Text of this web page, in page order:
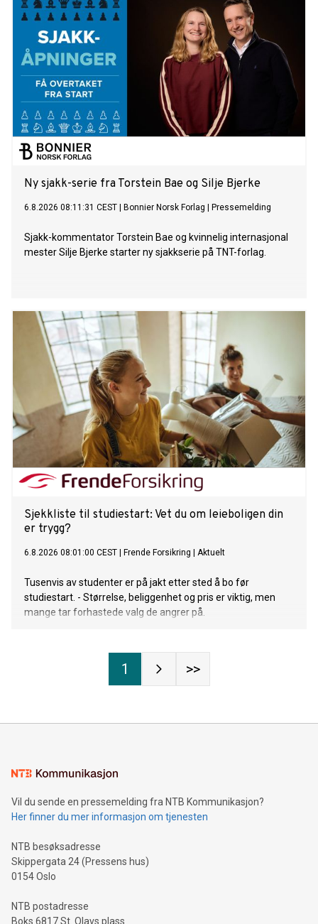
Ny sjakk-serie fra Torstein Bae og Silje Bjerke
6.8.2026 08:11:31 CEST Bonnier Norsk Forlag Pressemelding
Sjakk-kommentator Torstein Bae og kvinnelig internasjonal
mester Silje Bjerke starter ny sjakkserie på TNT-forlag.
Sjekkliste til studiestart: Vet du om leieboligen din
er trygg?
6.8.2026 08:01:00 CEST Frende Forsikring Aktuelt
Tusenvis av studenter er på jakt etter sted å bo før
studiestart. - Størrelse, beliggenhet og pris er viktig, men
mange tar forhastede valg de angrer på.
1 >>
Vil du sende en pressemelding fra NTB Kommunikasjon?
Her finner du mer informasjon om tjenesten
NTB besøksadresse
Skippergata 24 (Pressens hus)
0154 Oslo
NTB postadresse
Boks 6817 St. Olavs plass